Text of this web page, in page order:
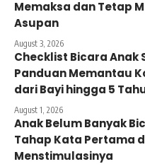
Memaksa dan Tetap
Asupan
August 3, 2026
Checklist Bicara Anak
Panduan Memantau
dari Bayi hingga 5
August 1, 2026
Anak Belum Banyak
Tahap Kata Pertama
Menstimulasinya